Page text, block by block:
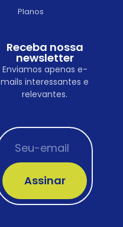
Planos
Receba nossa
newsletter
Enviamos apenas e-
mails interessantes e
relevantes.
Assinar